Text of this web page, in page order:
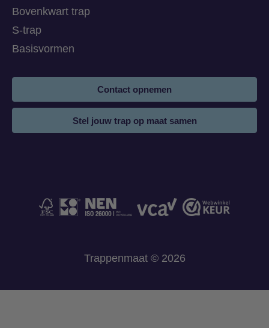
Bovenkwart trap
S-trap
Basisvormen
Contact opnemen
Stel jouw trap op maat samen
Trappenmaat © 2026